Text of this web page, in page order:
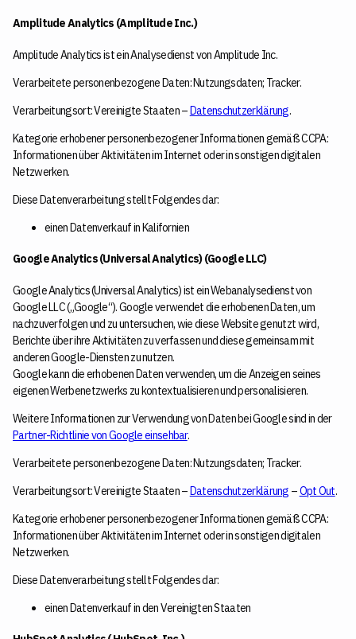
Amplitude Analytics (Amplitude Inc.)
Amplitude Analytics ist ein Analysedienst von Amplitude Inc.
Verarbeitete personenbezogene Daten: Nutzungsdaten; Tracker.
Verarbeitungsort: Vereinigte Staaten –Datenschutzerklärung.
Kategorie erhobener personenbezogener Informationen gemäß CCPA:
Informationen über Aktivitäten im Internet oder in sonstigen digitalen
Netzwerken.
Diese Datenverarbeitung stellt Folgendes dar:
einen Datenverkauf in Kalifornien
Google Analytics (Universal Analytics) (Google LLC)
Google Analytics (Universal Analytics) ist ein Webanalysedienst von
Google LLC („Google“). Google verwendet die erhobenen Daten, um
nachzuverfolgen und zu untersuchen, wie diese Website genutzt wird,
Berichte über ihre Aktivitäten zu verfassen und diese gemeinsam mit
anderen Google-Diensten zu nutzen.
Google kann die erhobenen Daten verwenden, um die Anzeigen seines
eigenen Werbenetzwerks zu kontextualisieren und personalisieren.
Weitere Informationen zur Verwendung von Daten bei Google sind in der
Partner-Richtlinie von Google einsehbar.
Verarbeitete personenbezogene Daten: Nutzungsdaten; Tracker.
Verarbeitungsort: Vereinigte Staaten –Datenschutzerklärung –Opt Out.
Kategorie erhobener personenbezogener Informationen gemäß CCPA:
Informationen über Aktivitäten im Internet oder in sonstigen digitalen
Netzwerken.
Diese Datenverarbeitung stellt Folgendes dar:
einen Datenverkauf in den Vereinigten Staaten